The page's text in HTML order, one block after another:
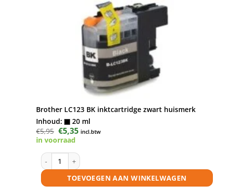
Brother LC123 BK inktcartridge zwart huismerk
Inhoud:
20 ml
€5,95 Oorspronkelijke
prijs
was:
€5,35Huidige
prijs
incl.btw
in voorraad
Brother LC123 BK inktcartridge zwart huismerk aantal
TOEVOEGEN AAN WINKELWAGEN